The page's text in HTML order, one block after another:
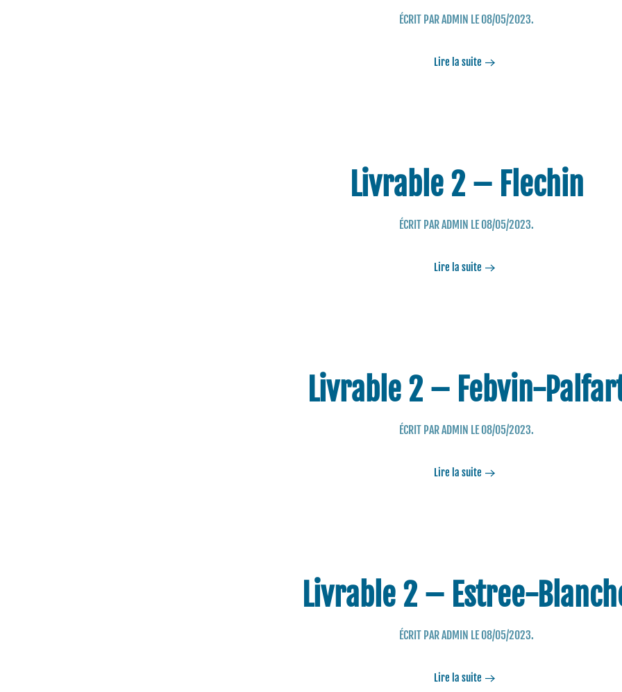
ÉCRIT PARADMIN LE08/05/2023.
Lire la suite
Livrable 2 – Flechin
ÉCRIT PARADMIN LE08/05/2023.
Lire la suite
Livrable 2 – Febvin-
ÉCRIT PARADMIN LE08/05/2023.
Lire la suite
Livrable 2 – Estree-
ÉCRIT PARADMIN LE08/05/2023.
Lire la suite